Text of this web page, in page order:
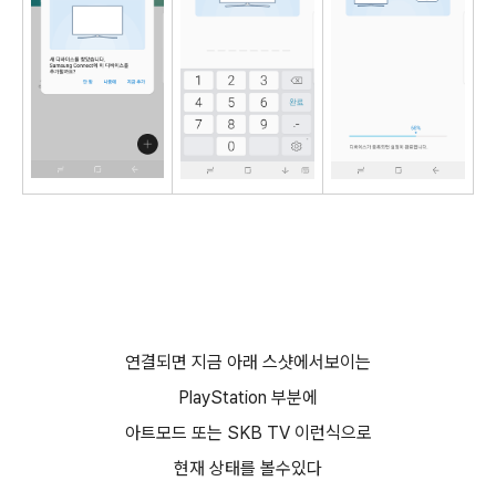
연결되면 지금 아래 스샷에서보이는
PlayStation 부분에
아트모드 또는 SKB TV 이런식으로
현재 상태를 볼수있다